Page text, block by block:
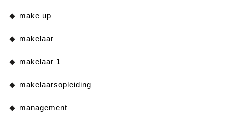
make up
makelaar
makelaar 1
makelaarsopleiding
management